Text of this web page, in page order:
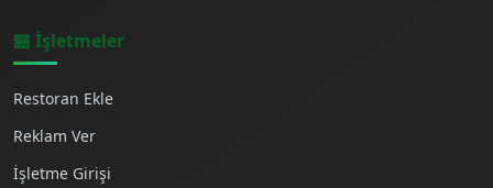
🏪 İşletmeler
Restoran Ekle
Reklam Ver
İşletme Girişi